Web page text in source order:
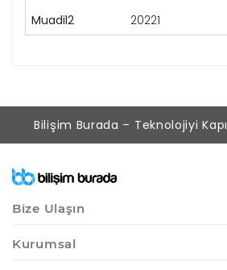
Muadil2
20221
Bilişim Burada – Teknolojiyi
Bize Ulaşın
Kurumsal